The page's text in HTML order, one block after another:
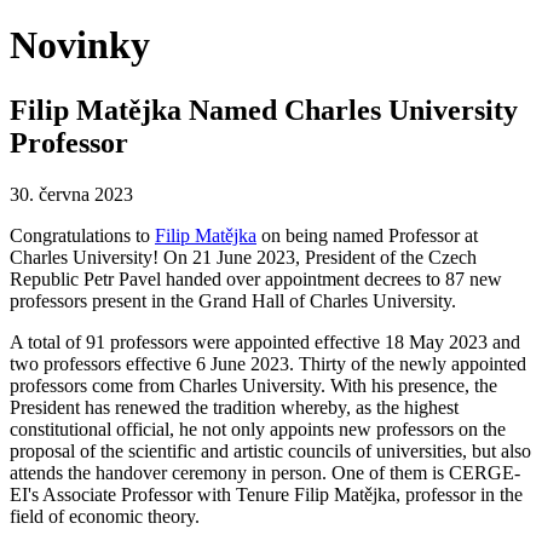
Novinky
Filip Matějka Named Charles University
Professor
30. června 2023
Congratulations to Filip Matějka on being named Professor at
Charles University! On 21 June 2023, President of the Czech
Republic Petr Pavel handed over appointment decrees to 87 new
professors present in the Grand Hall of Charles University.
A total of 91 professors were appointed effective 18 May 2023 and
two professors effective 6 June 2023. Thirty of the newly appointed
professors come from Charles University. With his presence, the
President has renewed the tradition whereby, as the highest
constitutional official, he not only appoints new professors on the
proposal of the scientific and artistic councils of universities, but also
attends the handover ceremony in person. One of them is CERGE-
EI's Associate Professor with Tenure Filip Matějka, professor in the
field of economic theory.